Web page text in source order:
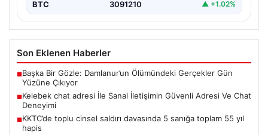
BTC 3091210 ▲ +1.02%
Son Eklenen Haberler
■Başka Bir Gözle: Damlanur’un Ölümündeki Gerçekler Gün
Yüzüne Çıkıyor
■Kelebek chat adresi İle Sanal İletişimin Güvenli Adresi Ve Chat
Deneyimi
■KKTC’de toplu cinsel saldırı davasında 5 sanığa toplam 55 yıl
hapis